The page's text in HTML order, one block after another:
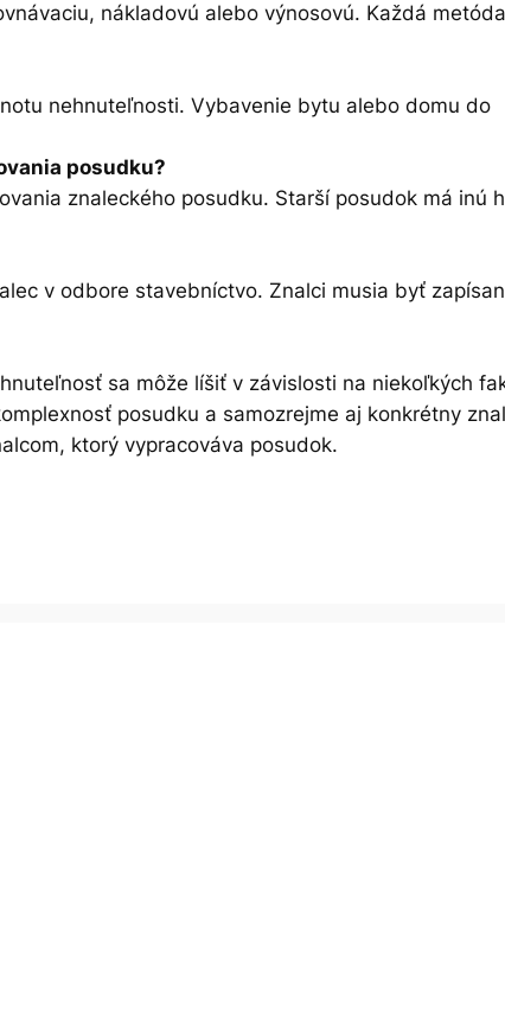
nákladovú alebo výnosovú. Každá
nehnuteľnosti. Vybavenie bytu alebo domu do
posudku?
znaleckého posudku. Starší posudok má inú
v odbore stavebníctvo. Znalci musia byť
sa môže líšiť v závislosti na niekoľkých
posudku a samozrejme aj konkrétny
ktorý vypracováva posudok.